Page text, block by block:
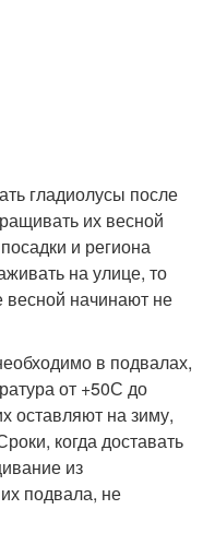
гладиолусы после
их весной
и региона
на улице, то
весной начинают не
в подвалах,
от +50С до
оставляют на зиму,
когда доставать
из
подвала, не